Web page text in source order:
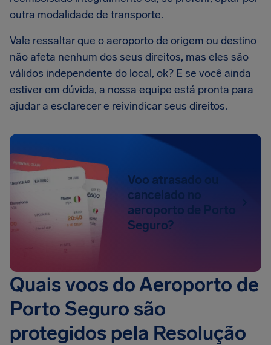
outra modalidade de transporte.
Vale ressaltar que o aeroporto de origem ou destino
não afeta nenhum dos seus direitos, mas eles são
válidos independente do local, ok? E se você ainda
estiver em dúvida, a nossa equipe está pronta para
ajudar a esclarecer e reivindicar seus direitos.
Voo atrasado ou
cancelado no
aeroporto de Porto
Seguro?
Quais voos do Aeroporto de
Porto Seguro são
protegidos pela Resolução